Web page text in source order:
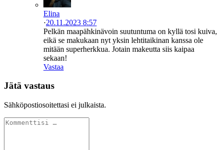
Elina
·20.11.2023 8:57
Pelkän maapähkinävoin suutuntuma on kyllä tosi kuiva,
eikä se makukaan nyt yksin lehtitaikinan kanssa ole
mitään superherkkua. Jotain makeutta siis kaipaa
sekaan!
Vastaa
Jätä vastaus
Sähköpostiosoitettasi ei julkaista.